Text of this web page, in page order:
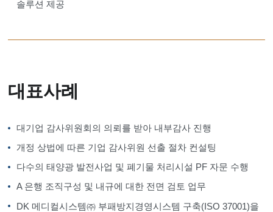
솔루션 제공
대표사례
대기업 감사위원회의 의뢰를 받아 내부감사 진행
개정 상법에 따른 기업 감사위원 선출 절차 컨설팅
다수의 태양광 발전사업 및 폐기물 처리시설 PF 자문 수행
A 은행 조직구성 및 내규에 대한 전면 검토 업무
DK 메디컬시스템㈜ 부패방지경영시스템 구축(ISO 37001)을